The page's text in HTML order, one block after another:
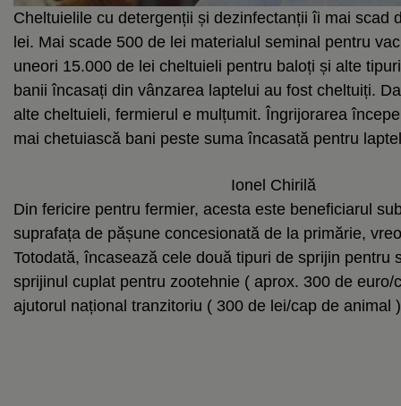
Cheltuielile cu detergenții și dezinfectanții îi mai scad
lei. Mai scade 500 de lei materialul seminal pentru
uneori 15.000 de lei cheltuieli pentru baloți și alte
banii încasați din vânzarea laptelui au fost cheltuiți.
alte cheltuieli, fermierul e mulțumit. Îngrijorarea
mai chetuiască bani peste suma încasată pentru
Ionel Chirilă
Din fericire pentru fermier, acesta este beneficiarul
suprafața de pășune concesionată de la primărie,
Totodată, încasează cele două tipuri de sprijin pentru
sprijinul cuplat pentru zootehnie ( aprox. 300 de euro/
ajutorul național tranzitoriu ( 300 de lei/cap de animal